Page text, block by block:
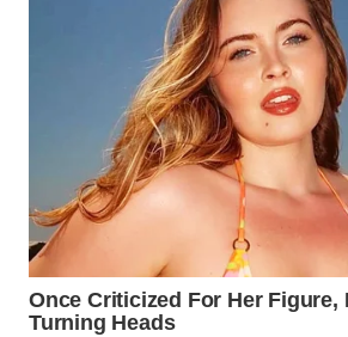
WN
KEPULAUAN
WN